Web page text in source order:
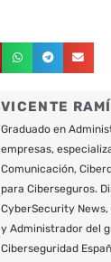
VICENTE
Graduado en
empresas,
Comunicación,
para Ciberseguros.
CyberSecurity News,
y Administrador del
Ciberseguridad